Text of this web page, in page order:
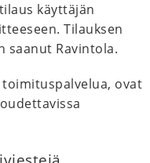
käyttäjän
Tilauksen
saanut Ravintola.
ovat